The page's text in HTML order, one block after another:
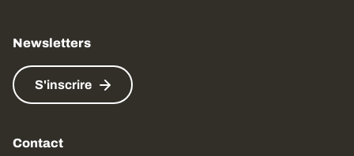
Newsletters
S'inscrire
Contact